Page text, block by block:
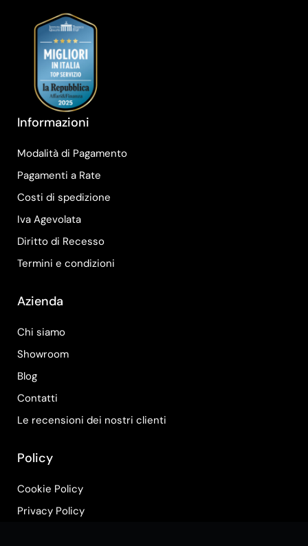
Informazioni
Modalità di Pagamento
Pagamenti a Rate
Costi di spedizione
Iva Agevolata
Diritto di Recesso
Termini e condizioni
Azienda
Chi siamo
Showroom
Blog
Contatti
Le recensioni dei nostri clienti
Policy
Cookie Policy
Privacy Policy